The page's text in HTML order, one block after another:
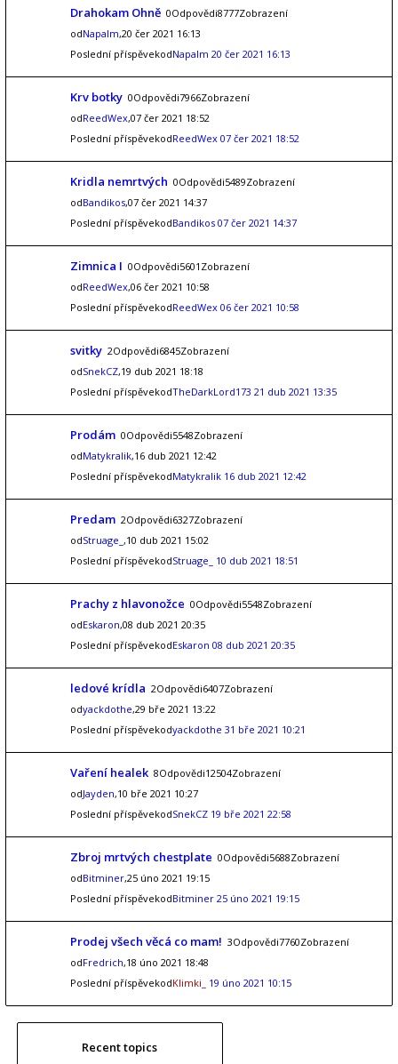
Drahokam Ohně 0Odpovědi8777Zobrazení
odNapalm,20 čer 2021 16:13
Poslední příspěvekodNapalm 20 čer 2021 16:13
Krv botky 0Odpovědi7966Zobrazení
odReedWex,07 čer 2021 18:52
Poslední příspěvekodReedWex 07 čer 2021 18:52
Kridla nemrtvých 0Odpovědi5489Zobrazení
odBandikos,07 čer 2021 14:37
Poslední příspěvekodBandikos 07 čer 2021 14:37
Zimnica I 0Odpovědi5601Zobrazení
odReedWex,06 čer 2021 10:58
Poslední příspěvekodReedWex 06 čer 2021 10:58
svitky 2Odpovědi6845Zobrazení
odSnekCZ,19 dub 2021 18:18
Poslední příspěvekodTheDarkLord173 21 dub 2021 13:35
Prodám 0Odpovědi5548Zobrazení
odMatykralik,16 dub 2021 12:42
Poslední příspěvekodMatykralik 16 dub 2021 12:42
Predam 2Odpovědi6327Zobrazení
odStruage_ ,10 dub 2021 15:02
Poslední příspěvekodStruage_ 10 dub 2021 18:51
Prachy z hlavonožce 0Odpovědi5548Zobrazení
odEskaron,08 dub 2021 20:35
Poslední příspěvekodEskaron 08 dub 2021 20:35
ledové krídla 2Odpovědi6407Zobrazení
odyackdothe,29 bře 2021 13:22
Poslední příspěvekodyackdothe 31 bře 2021 10:21
Vaření healek 8Odpovědi12504Zobrazení
odJayden,10 bře 2021 10:27
Poslední příspěvekodSnekCZ 19 bře 2021 22:58
Zbroj mrtvých chestplate 0Odpovědi5688Zobrazení
odBitminer,25 úno 2021 19:15
Poslední příspěvekodBitminer 25 úno 2021 19:15
Prodej všech věcá co mam! 3Odpovědi7760Zobrazení
odFredrich,18 úno 2021 18:48
Poslední příspěvekodKlimki_ 19 úno 2021 10:15
Recent topics